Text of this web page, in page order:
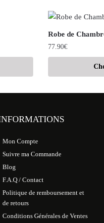
Robe de
77.90€
Mon Compte
Suivre ma Commande
Blog
F.A.Q / Contact
Politique de remboursement et
de retours
Conditions Générales de Ventes